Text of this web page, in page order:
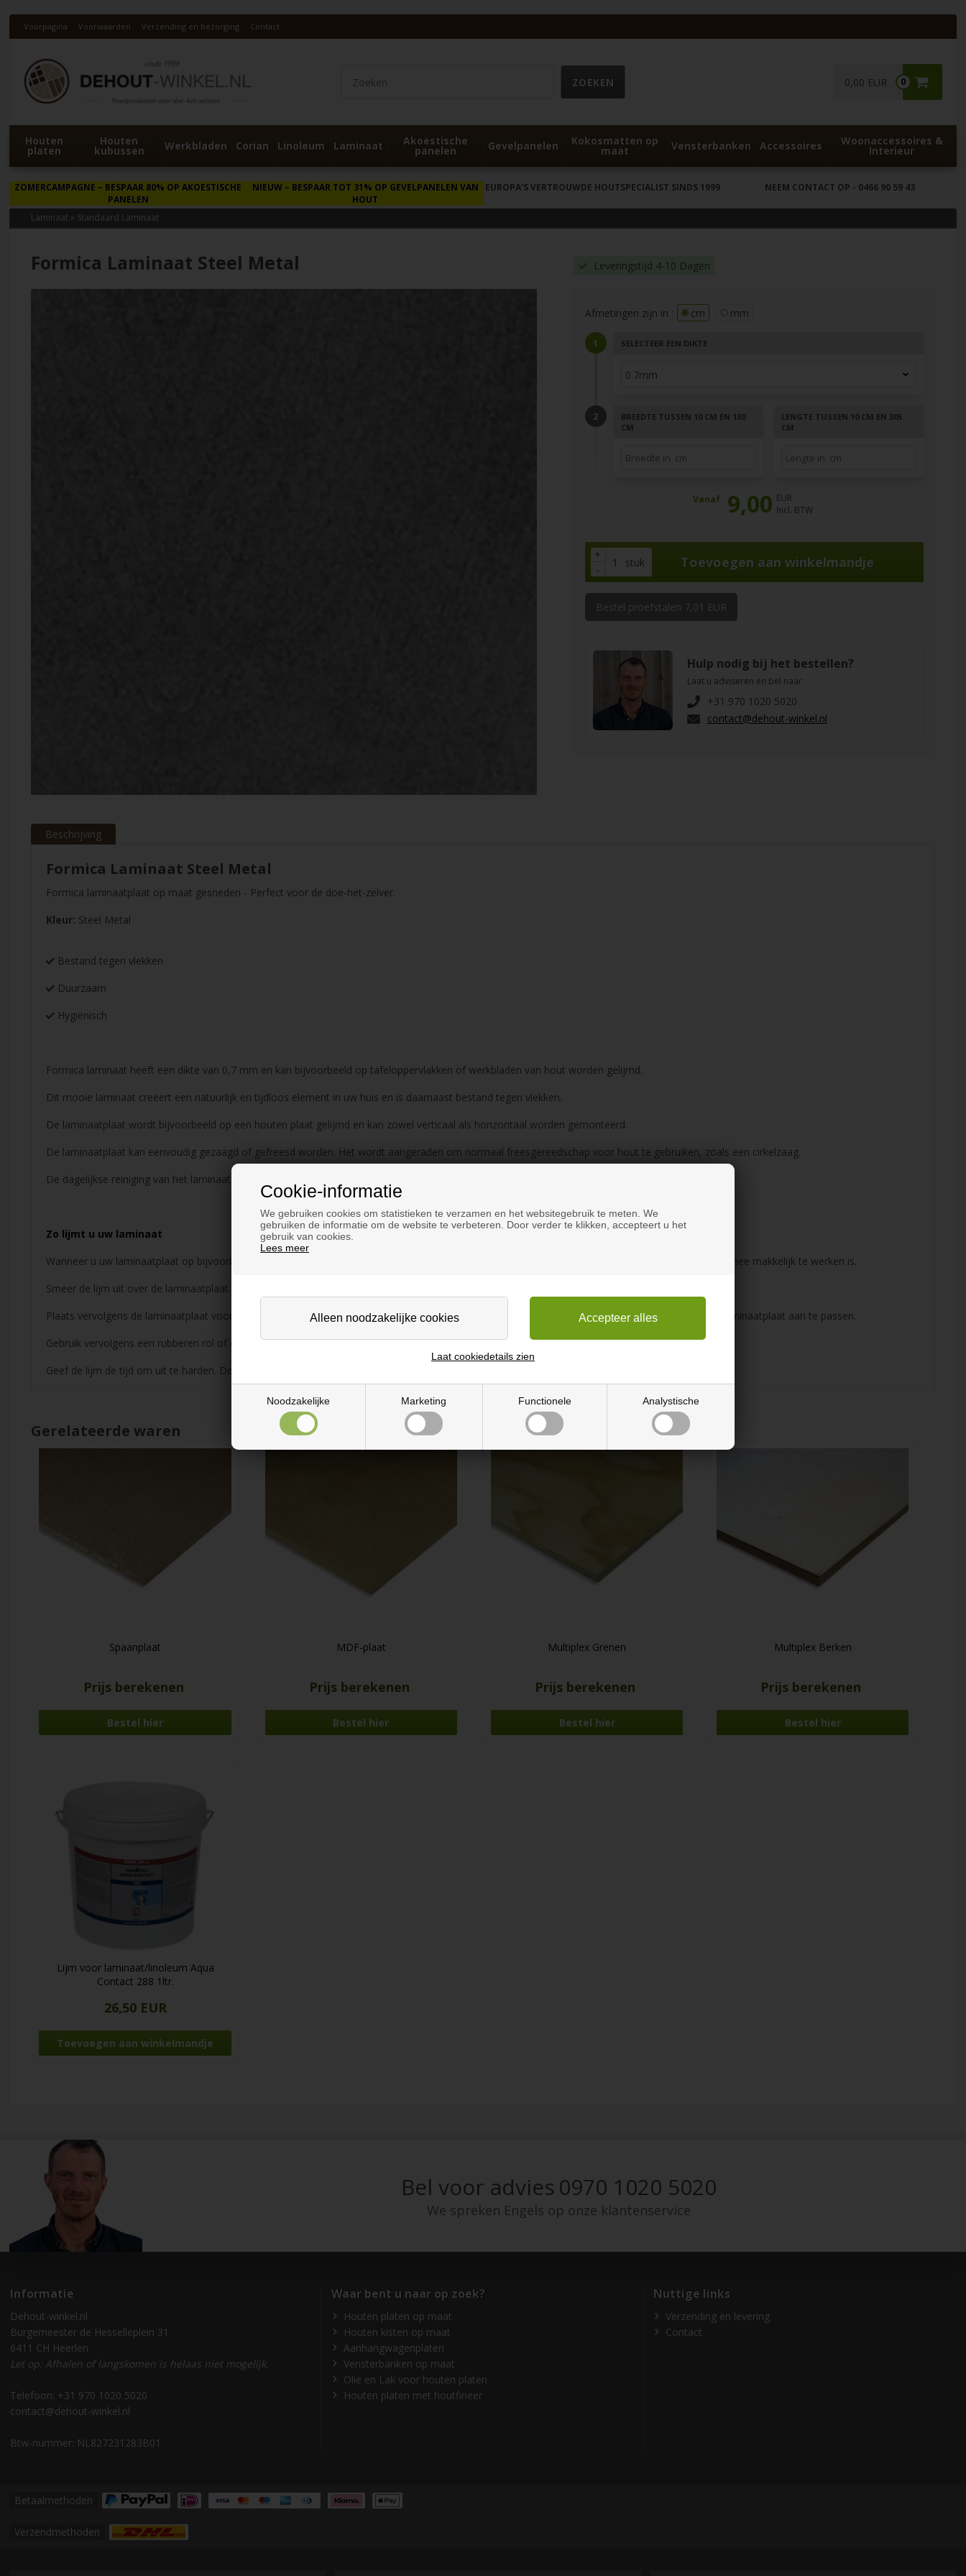
Cookie-informatie
We gebruiken cookies om statistieken te verzamen en het websitegebruik te meten. We
gebruiken de informatie om de website te verbeteren. Door verder te klikken, accepteert u het
gebruik van cookies.
Lees meer
Noodzakelijke Marketing Functionele Analystische
Laat cookiedetails zien
Voorpagina Voorwaarden Verzending en bezorging Contact
0
0,00 EUR
Houten
platen
Houten
kubussen Werkbladen Corian Linoleum Laminaat Akoestische
panelen Gevelpanelen Kokosmatten op
maat Vensterbanken Accessoires Woonaccessoires &
Interieur
ZOMERCAMPAGNE – BESPAAR 80% OP AKOESTISCHE
PANELEN
NIEUW– BESPAAR TOT 31% OP GEVELPANELEN VAN
HOUT
EUROPA’S VERTROUWDE HOUTSPECIALIST SINDS 1999 NEEM CONTACT OP - 0466 90 59 43
Laminaat » Standaard Laminaat
Formica Laminaat Steel Metal Leveringstijd 4-10 Dagen
Afmetingen zijn in : cm mm
SELECTEER EEN DIKTE
BREEDTE TUSSEN 10 CM EN 130
CM
LENGTE TUSSEN 10 CM EN 305
CM
Vanaf 9,00 EUR
Incl. BTW
+
-
stuk
Bestel proefstalen 7,01 EUR
Hulp nodig bij het bestellen?
Laat u adviseren en bel naar
+31 970 1020 5020
contact@dehout-winkel.nl
Beschrijving
Formica Laminaat Steel Metal
Formica laminaatplaat op maat gesneden - Perfect voor de doe-het-zelver.
Kleur: Steel Metal
Bestand tegen vlekken
Duurzaam
Hygiënisch
Formica laminaat heeft een dikte van 0,7 mm en kan bijvoorbeeld op tafeloppervlakken of werkbladen van hout worden gelijmd.
Dit mooie laminaat creëert een natuurlijk en tijdloos element in uw huis en is daarnaast bestand tegen vlekken.
De laminaatplaat wordt bijvoorbeeld op een houten plaat gelijmd en kan zowel verticaal als horizontaal worden gemonteerd.
De laminaatplaat kan eenvoudig gezaagd of gefreesd worden. Het wordt aangeraden om normaal freesgereedschap voor hout te gebruiken, zoals een cirkelzaag.
De dagelijkse reiniging van het laminaat vindt plaats met behulp van een vochtig doekje en een neutraal schoonmaakmiddel.
Zo lijmt u uw laminaat
Wanneer u uw laminaatplaat op bijvoorbeeld een houten plank wilt lijmen, wordt aanbevolen om de lijm DanAtaq Aqua Contact te gebruiken, waarmee makkelijk te werken is.
Smeer de lijm uit over de laminaatplaat met een kwast en laat de plaat daarna 30 minuten tot 1 uur drogen.
Plaats vervolgens de laminaatplaat voorzichtig op de houten plaat - Hier is het belangrijk om precies te zijn, aangezien het niet mogelijk is om de laminaatplaat aan te passen.
Gebruik vervolgens een rubberen rol of een fijnere hamer om de platen tegen elkaar te duwen om volledig contact tussen de platen te verzekeren.
Geef de lijm de tijd om uit te harden. De lijm hardt snel uit, maar is pas na een paar dagen volledig uitgehard.
Gerelateerde waren
Spaanplaat
Prijs berekenen
Bestel hier
MDF-plaat
Prijs berekenen
Bestel hier
Multiplex Grenen
Prijs berekenen
Bestel hier
Multiplex Berken
Prijs berekenen
Bestel hier
Lijm voor laminaat/linoleum Aqua
Contact 288 1ltr.
26,50 EUR
Bel voor advies 0970 1020 5020
We spreken Engels op onze klantenservice
Informatie
Dehout-winkel.nl
Burgemeester de Hesselleplein 31
6411 CH Heerlen
Let op: Afhalen of langskomen is helaas niet mogelijk.
Telefoon: +31 970 1020 5020
contact@dehout-winkel.nl
Btw-nummer: NL827231283B01
Waar bent u naar op zoek?
Houten platen op maat
Houten kisten op maat
Aanhangwagenplaten
Vensterbanken op maat
Olie en Lak voor houten platen
Houten platen met houtfineer
Nuttige links
Verzending en levering
Contact
Betaalmethoden
Verzendmethoden